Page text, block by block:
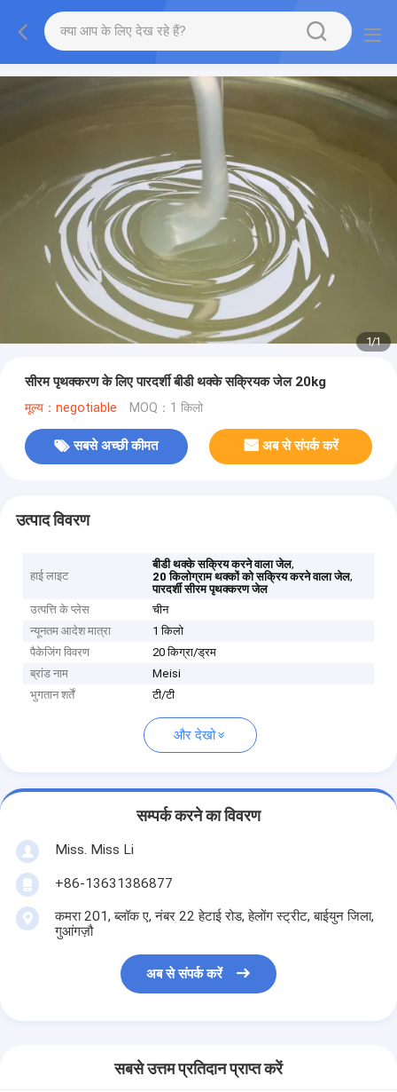
1/1
सीरम पृथक्करण के लिए पारदर्शी बीडी थक्के सक्रियक जेल 20kg
मूल्य：negotiable MOQ：1 किलो
सबसे अच्छी कीमत अब से संपर्क करें
उत्पाद विवरण
हाई लाइट
बीडी थक्के सक्रिय करने वाला जेल,
20 किलोग्राम थक्कों को सक्रिय करने वाला जेल,
पारदर्शी सीरम पृथक्करण जेल
उत्पत्ति के प्लेस
चीन
न्यूनतम आदेश मात्रा
1 किलो
पैकेजिंग विवरण
20 किग्रा/ड्रम
ब्रांड नाम
Meisi
भुगतान शर्तें
टी/टी
और देखो
सम्पर्क करने का विवरण
Miss. Miss Li
+86-13631386877
कमरा 201, ब्लॉक ए, नंबर 22 हेटाई रोड, हेलोंग स्ट्रीट, बाईयुन जिला,
गुआंगज़ौ
अब से संपर्क करें
सबसे उत्तम प्रतिदान प्राप्त करें